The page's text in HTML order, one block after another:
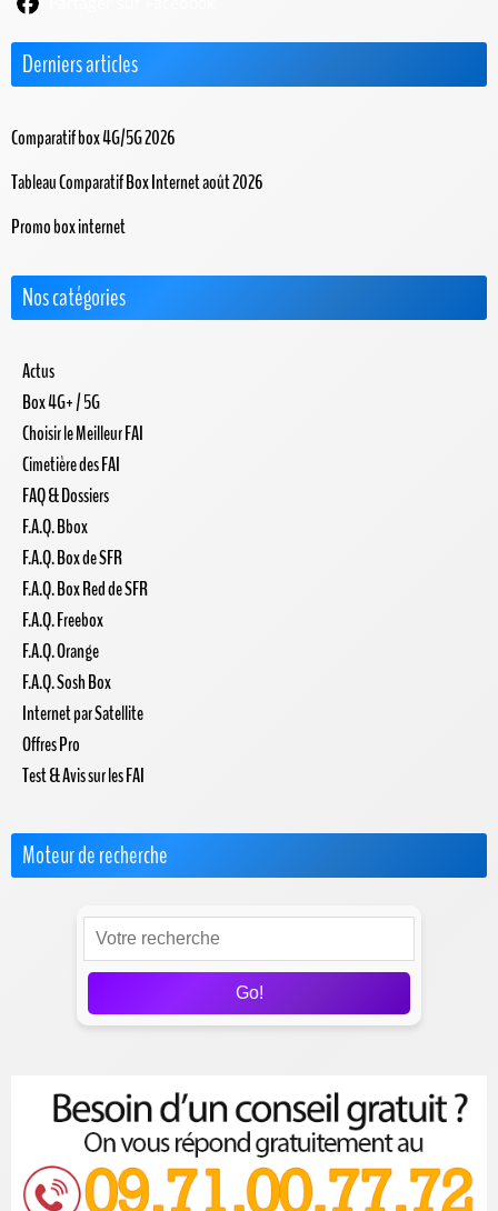
Derniers articles
Comparatif box 4G/5G 2026
Tableau Comparatif Box Internet août 2026
Promo box internet
Nos catégories
Actus
Box 4G+ / 5G
Choisir le Meilleur FAI
Cimetière des FAI
FAQ & Dossiers
F.A.Q. Bbox
F.A.Q. Box de SFR
F.A.Q. Box Red de SFR
F.A.Q. Freebox
F.A.Q. Orange
F.A.Q. Sosh Box
Internet par Satellite
Offres Pro
Test & Avis sur les FAI
Moteur de recherche
Go!